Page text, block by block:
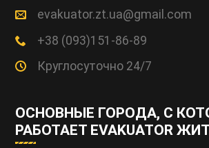
evakuator.zt.ua@gmail.com
+38 (093)151-86-89
Круглосуточно 24/7
ОСНОВНЫЕ ГОРОДА, С
РАБОТАЕТ EVAKUATOR